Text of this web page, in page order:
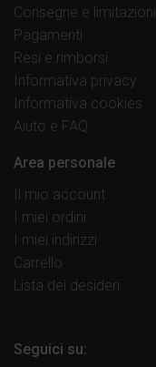
Consegne e limitazioni
Pagamenti
Resi e rimborsi
Informativa privacy
Informativa cookies
Aiuto e FAQ
Area personale
Il mio account
I miei ordini
I miei indirizzi
Carrello
Lista dei desideri
Seguici su: